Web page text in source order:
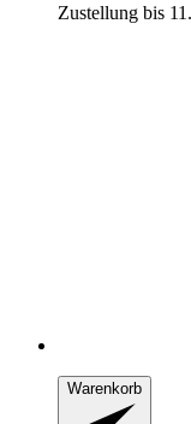
Zustellung bis
Warenkorb